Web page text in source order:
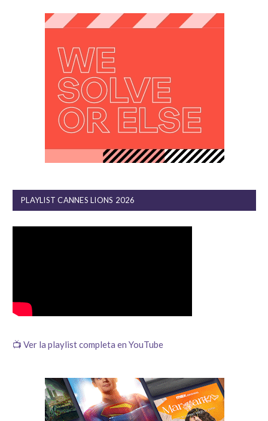
PLAYLIST CANNES LIONS 2026
📺 Ver la playlist completa en YouTube